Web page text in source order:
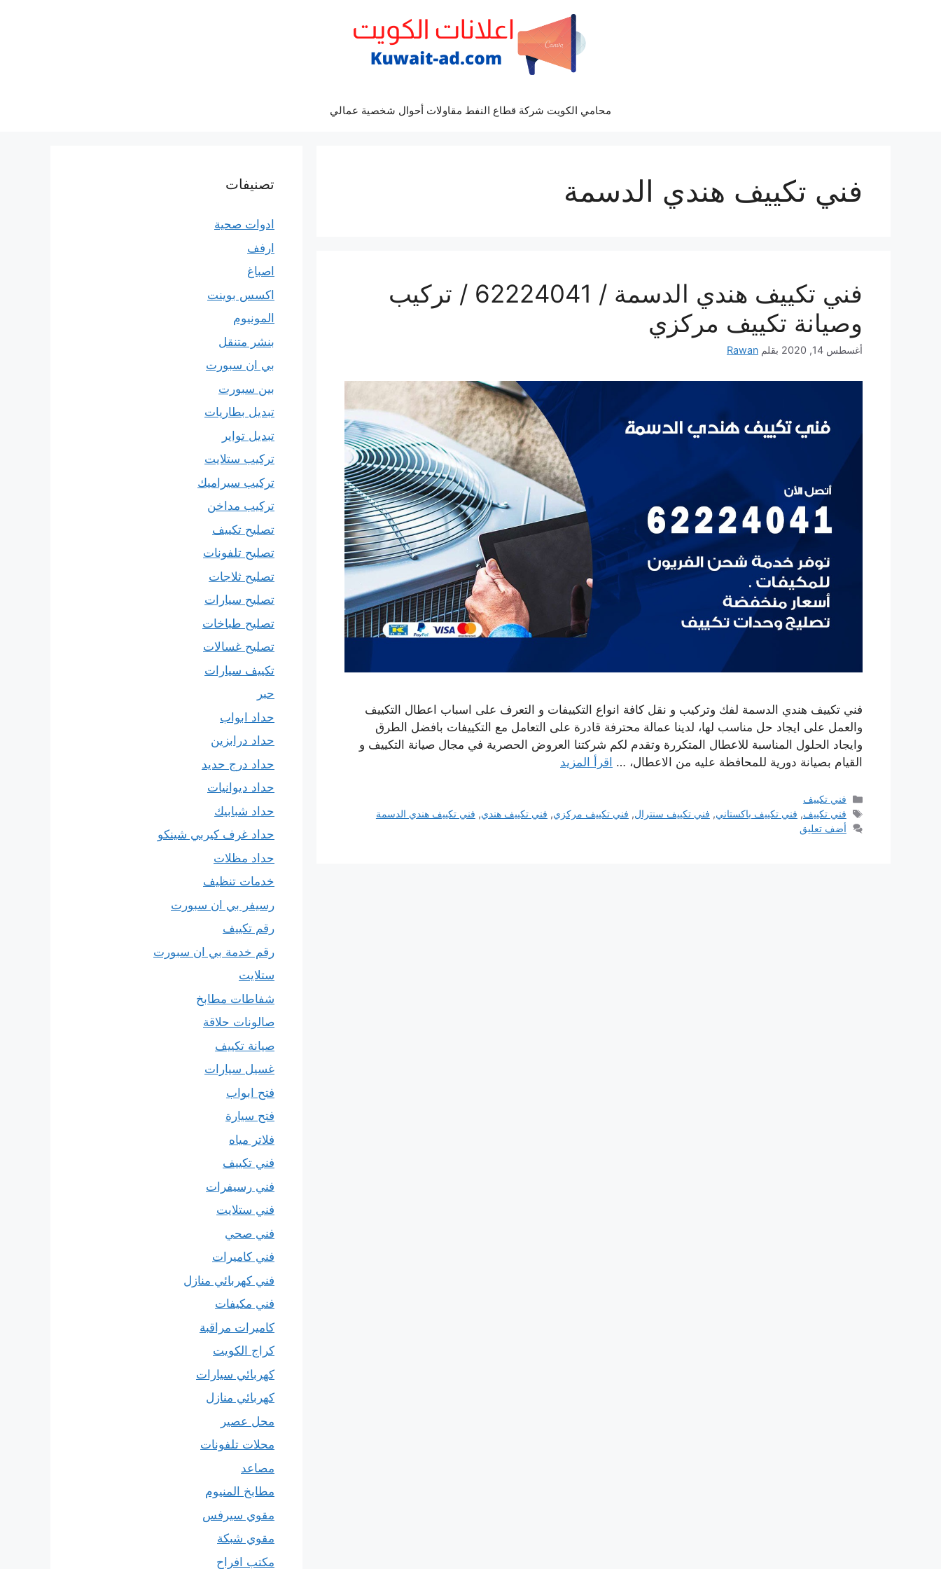
محامي الكويت شركة قطاع النفط مقاولات أحوال شخصية عمالي
فني تكييف هندي الدسمة
فني تكييف هندي الدسمة / 62224041 / تركيب
وصيانة تكييف مركزي
أغسطس 14, 2020 بقلم Rawan
فني تكييف هندي الدسمة لفك وتركيب و نقل كافة انواع التكييفات و التعرف على اسباب اعطال التكييف
والعمل على ايجاد حل مناسب لها، لدينا عمالة محترفة قادرة على التعامل مع التكييفات بافضل الطرق
وايجاد الحلول المناسبة للاعطال المتكررة وتقدم لكم شركتنا العروض الحصرية في مجال صيانة التكييف و
القيام بصيانة دورية للمحافظة عليه من الاعطال، … اقرأ المزيد
التصنيفات
فني تكييف
الوسوم
فني تكييف, فني تكييف باكستاني, فني تكييف سنترال, فني تكييف مركزي, فني تكييف هندي, فني تكييف هندي الدسمة
أضف تعليق
تصنيفات
ادوات صحية
ارفف
اصباغ
اكسس بوينت
المونيوم
بنشر متنقل
بي ان سبورت
بين سبورت
تبديل بطاريات
تبديل تواير
تركيب ستلايت
تركيب سيراميك
تركيب مداخن
تصليح تكييف
تصليح تلفونات
تصليح ثلاجات
تصليح سيارات
تصليح طباخات
تصليح غسالات
تكييف سيارات
حبر
حداد ابواب
حداد درابزين
حداد درج حديد
حداد ديوانيات
حداد شبابيك
حداد غرف كيربي شينكو
حداد مظلات
خدمات تنظيف
رسيفر بي ان سبورت
رقم تكييف
رقم خدمة بي ان سبورت
ستلايت
شفاطات مطابخ
صالونات حلاقة
صيانة تكييف
غسيل سيارات
فتح ابواب
فتح سيارة
فلاتر مياه
فني تكييف
فني رسيفرات
فني ستلايت
فني صحي
فني كاميرات
فني كهربائي منازل
فني مكيفات
كاميرات مراقبة
كراج الكويت
كهربائي سيارات
كهربائي منازل
محل عصير
محلات تلفونات
مصاعد
مطابخ المنيوم
مقوي سيرفس
مقوي شبكة
مكتب افراح